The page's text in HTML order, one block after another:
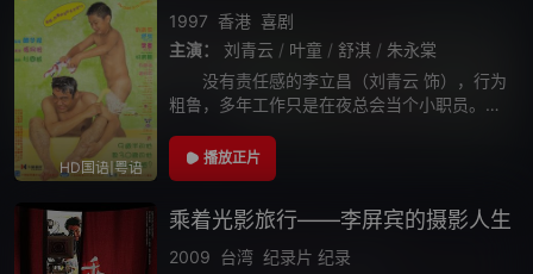
HD国语|粤语
1997 香港 喜剧
主演：
刘青云 / 叶童 / 舒淇 / 朱永棠
没有责任感的李立昌（刘青云 饰），行为
粗鲁，多年工作只是在夜总会当个小职员。年
n（黎应就 饰）。两人性格不合离婚后，叶婷
带着儿子到加拿大定居。多年后，
播放正片
乘着光影旅行——李屏宾的摄影人生
2009 台湾 纪录片 纪录